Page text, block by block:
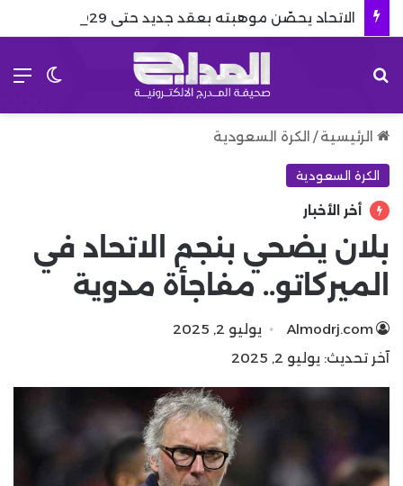
الاتحاد يحصّن موهبته بعقد جديد حتى 2029
الرئيسية / الكرة السعودية
الكرة السعودية
أخر الأخبار
بلان يضحي بنجم الاتحاد في
الميركاتو.. مفاجأة مدوية
Almodrj.com
يوليو 2, 2025
آخر تحديث: يوليو 2, 2025